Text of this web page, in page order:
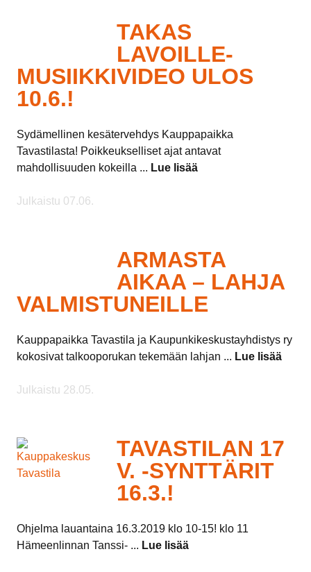
TAKAS
LAVOILLE-
MUSIIKKIVIDEO ULOS
10.6.!
Sydämellinen kesätervehdys Kauppapaikka
Tavastilasta! Poikkeukselliset ajat antavat
mahdollisuuden kokeilla ... Lue lisää
Julkaistu 07.06.
ARMASTA
AIKAA – LAHJA
VALMISTUNEILLE
Kauppapaikka Tavastila ja Kaupunkikeskustayhdistys ry
kokosivat talkooporukan tekemään lahjan ... Lue lisää
Julkaistu 28.05.
TAVASTILAN 17
V. -SYNTTÄRIT
16.3.!
Ohjelma lauantaina 16.3.2019 klo 10-15! klo 11
Hämeenlinnan Tanssi- ... Lue lisää